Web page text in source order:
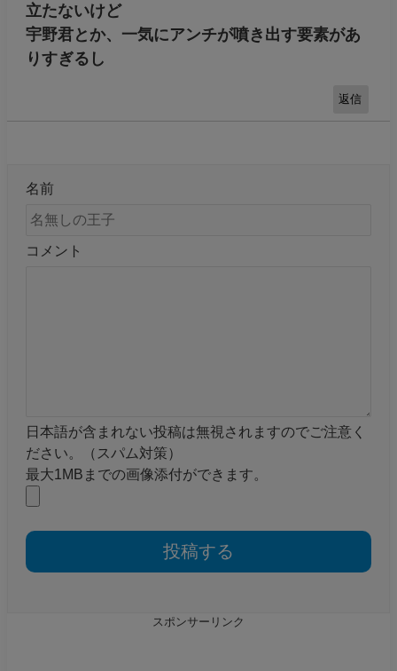
立たないけど
宇野君とか、一気にアンチが噴き出す要素があ
りすぎるし
返信
名前
コメント
最大1MBまでの画像添付ができます。
日本語が含まれない投稿は無視されますのでご注意く
ださい。（スパム対策）
スポンサーリンク